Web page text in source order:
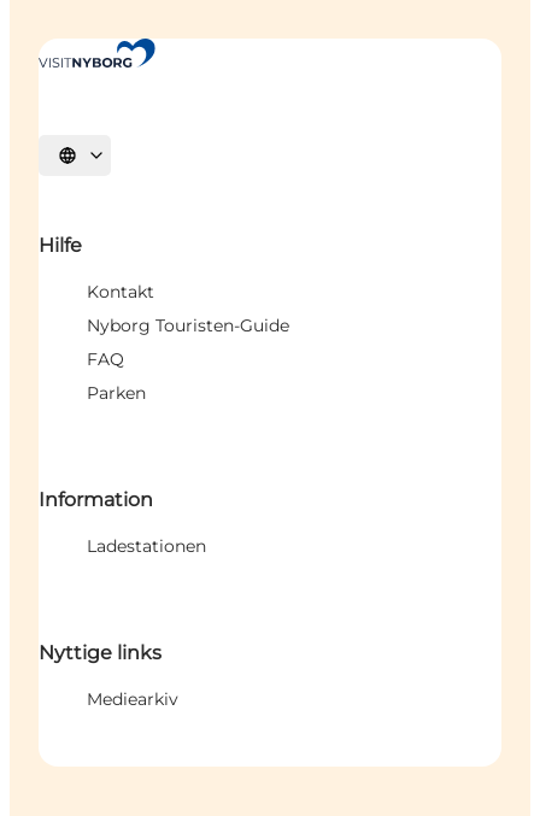
Sprache auswählen
Hilfe
Kontakt
Nyborg Touristen-Guide
FAQ
Parken
Information
Ladestationen
Nyttige links
Mediearkiv